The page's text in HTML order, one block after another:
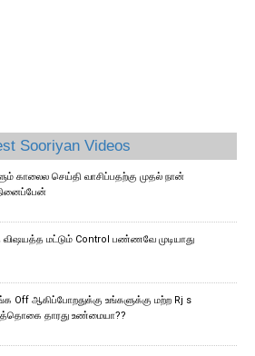
Sooriyan Videos
காலைல செய்தி வாசிப்பதற்கு முதல் நான்
மட்டும் Control பண்ணவே முடியாது
Off ஆகிப்போறதுக்கு உங்களுக்கு மற்ற Rj s
தாரது உண்மையா??